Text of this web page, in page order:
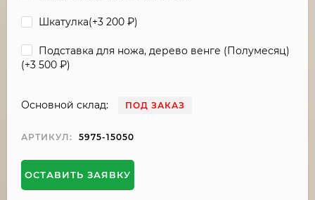
Шкатулка(+3 200 ₽)
Подставка для ножа, дерево венге (Полумесяц)
(+3 500 ₽)
Основной склад: ПОД ЗАКАЗ
АРТИКУЛ: 5975-15050
ОСТАВИТЬ ЗАЯВКУ